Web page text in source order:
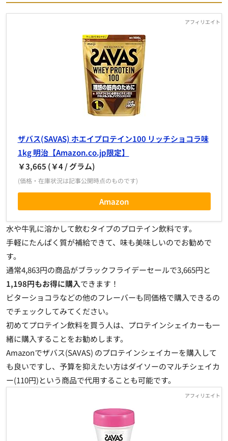
ザバス(SAVAS) ホエイプロテイン100 リッチショコラ味
1kg 明治【Amazon.co.jp限定】
￥3,665 (￥4 / グラム)
(価格・在庫状況は記事公開時点のものです)
Amazon
水や牛乳に溶かして飲むタイプのプロテイン飲料です。
手軽にたんぱく質が補給できて、味も美味しいのでお勧めで
す。
通常4,863円の商品がブラックフライデーセールで3,665円と
1,198円もお得に購入できます！
ビターショコラなどの他のフレーバーも同価格で購入できるの
でチェックしてみてください。
初めてプロテイン飲料を買う人は、プロテインシェイカーも一
緒に購入することをお勧めします。
Amazonでザバス(SAVAS) のプロテインシェイカーを購入して
も良いですし、予算を抑えたい方はダイソーのマルチシェイカ
ー(110円)という商品で代用することも可能です。